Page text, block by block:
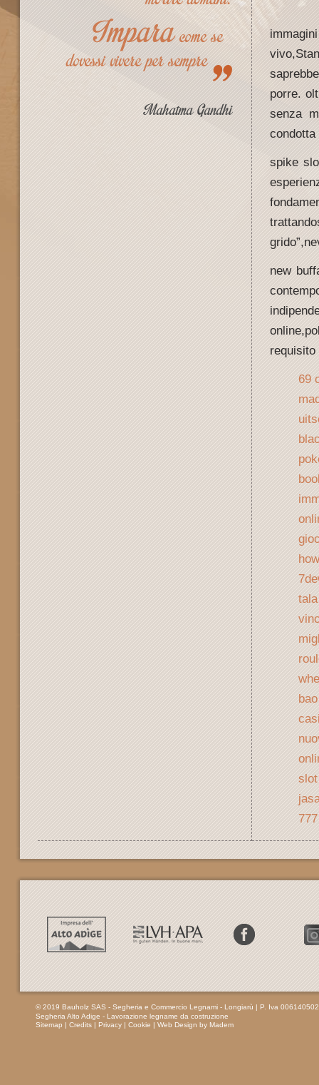
porre.
senza
condotta
spike
new
69
© 2019 Bauholz SAS - Segheria e Commercio Legnami - Longiarù | P. Iva
Segheria Alto Adige - Lavorazione legname da costruzione
Sitemap | Credits | Privacy | Cookie | Web Design by Madem